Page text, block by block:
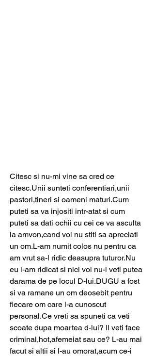
Citesc si nu-mi vine sa cred ce
citesc.Unii sunteti conferentiari,unii
pastori,tineri si oameni maturi.Cum
puteti sa va injositi intr-atat si cum
puteti sa dati ochii cu cei ce va asculta
la amvon,cand voi nu stiti sa apreciati
un om.L-am numit colos nu pentru ca
am vrut sa-l ridic deasupra tuturor.Nu
eu l-am ridicat si nici voi nu-l veti putea
darama de pe locul D-lui.DUGU a fost
si va ramane un om deosebit pentru
fiecare om care l-a cunoscut
personal.Ce vreti sa spuneti ca veti
scoate dupa moartea d-lui? Il veti face
criminal,hot,afemeiat sau ce? L-au mai
facut si altii si l-au omorat,acum ce-i